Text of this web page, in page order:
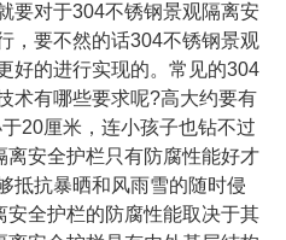
要对于304不锈钢景观隔离安
，要不然的话304不锈钢景观
好的进行实现的。常见的304
术有哪些要求呢?高大约要有
20厘米，连小孩子也钻不过
安全护栏只有防腐性能好才
抵抗暴晒和风雨雪的随时侵
全护栏的防腐性能取决于其